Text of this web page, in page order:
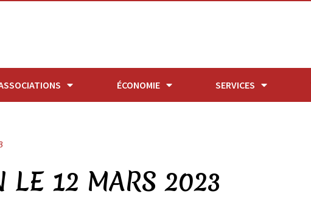
ÉCONOMIE SERVICES
LE 12 MARS 2023